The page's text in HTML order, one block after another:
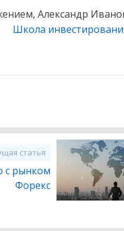
Александр
Школа
статья
с рынком
Форекс